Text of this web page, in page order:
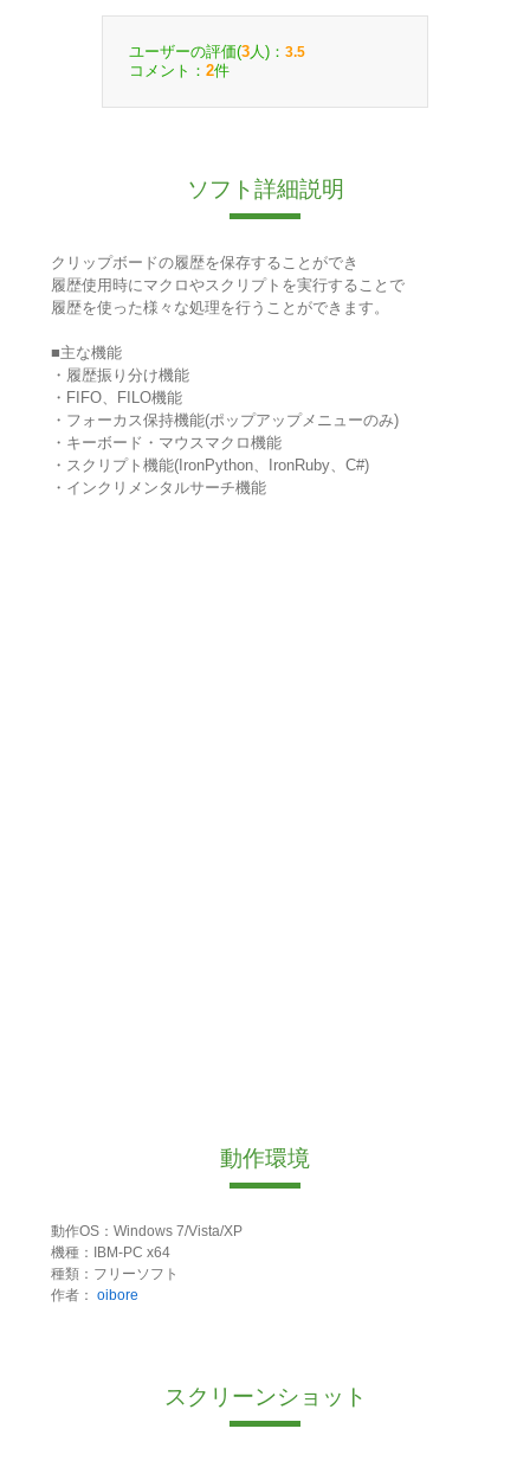
ユーザーの評価(3 人)： 3.5
コメント： 2件
ソフト詳細説明
クリップボードの履歴を保存することができ
履歴使用時にマクロやスクリプトを実行することで
履歴を使った様々な処理を行うことができます。
■主な機能
・履歴振り分け機能
・FIFO、FILO機能
・フォーカス保持機能(ポップアップメニューのみ)
・キーボード・マウスマクロ機能
・スクリプト機能(IronPython、IronRuby、C#)
・インクリメンタルサーチ機能
動作環境
動作OS：Windows 7/Vista/XP
機種：IBM-PC x64
種類：フリーソフト
作者： oibore
スクリーンショット